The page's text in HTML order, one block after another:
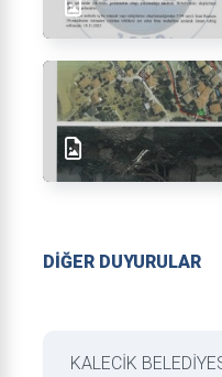
DİĞER DUYURULAR
KALECİK